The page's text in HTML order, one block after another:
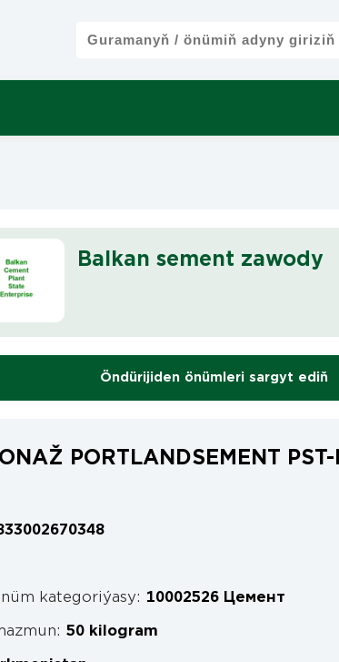
Balkan sement zawody
Öndürijiden önümleri sargyt ediň
PORTLANDSEMENT
kategoriýasy: 10002526 Цемент
50 kilogram